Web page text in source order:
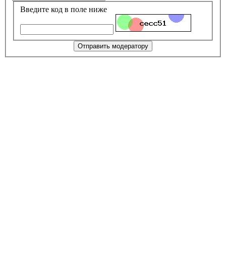
Введите код в поле ниже
Отправить модератору